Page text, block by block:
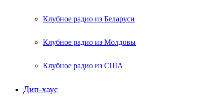
Клубное радио из Беларуси
Клубное радио из Молдовы
Клубное радио из США
Дип-хаус